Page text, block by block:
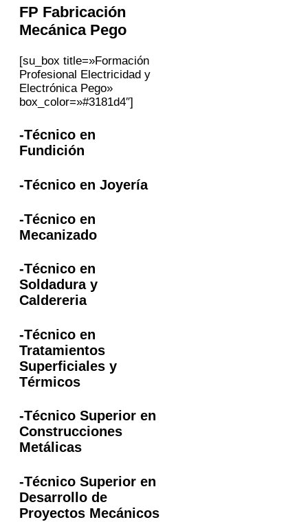
FP Fabricación
Mecánica Pego
[su_box title=»Formación
Profesional Electricidad y
Electrónica Pego»
box_color=»#3181d4″]
-Técnico en
Fundición
-Técnico en Joyería
-Técnico en
Mecanizado
-Técnico en
Soldadura y
Caldereria
-Técnico en
Tratamientos
Superficiales y
Térmicos
-Técnico Superior en
Construcciones
Metálicas
-Técnico Superior en
Desarrollo de
Proyectos Mecánicos